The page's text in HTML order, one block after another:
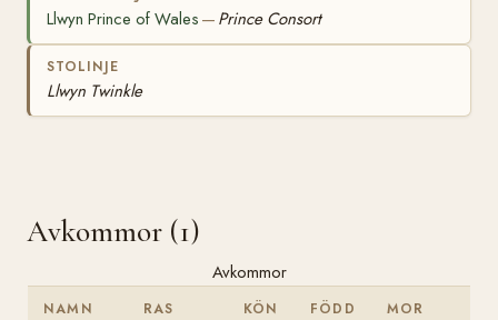
Llwyn Prince of Wales — Prince Consort
STOLINJE
Llwyn Twinkle
Avkommor (1)
Avkommor
NAMN RAS KÖN FÖDD MOR